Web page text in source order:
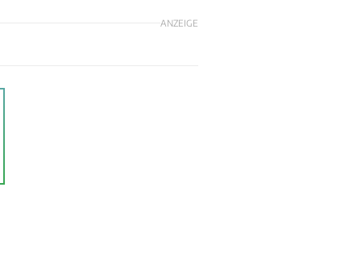
ANZEIGE